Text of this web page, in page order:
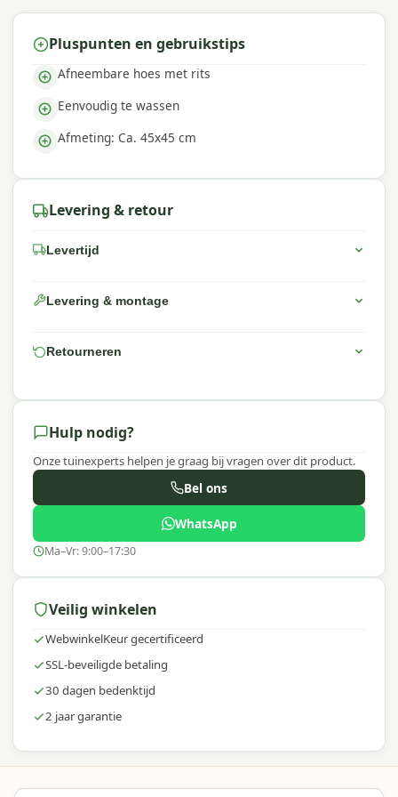
Waarom Madison?
MetMadisonkies je voor hoogwaardige
comfort. De collectie kenmerkt zich door trendy
dessins, duurzame materialen en een uitstekende
pasvorm — perfect voor een comfortabele
buitenruimte.
Pluspunten en gebruikstips
Afneembare hoes met rits
Eenvoudig te wassen
Afmeting: Ca. 45x45 cm
Levering & retour
Levertijd
Levering & montage
Retourneren
Hulp nodig?
Onze tuinexperts helpen je graag bij vragen over dit product.
Bel ons
WhatsApp
Ma–Vr: 9:00–17:30
Veilig winkelen
WebwinkelKeur gecertificeerd
SSL-beveiligde betaling
30 dagen bedenktijd
2 jaar garantie